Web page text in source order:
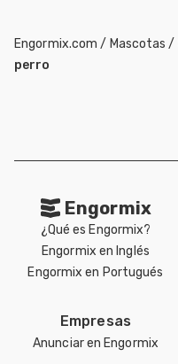
Engormix.com / Mascotas /
perro
Engormix
¿Qué es Engormix?
Engormix en Inglés
Engormix en Portugués
Empresas
Anunciar en Engormix